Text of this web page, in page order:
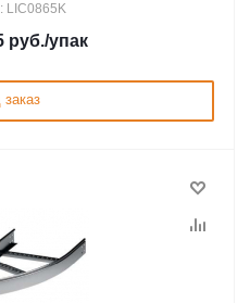
LIC0865K
руб./упак
заказ